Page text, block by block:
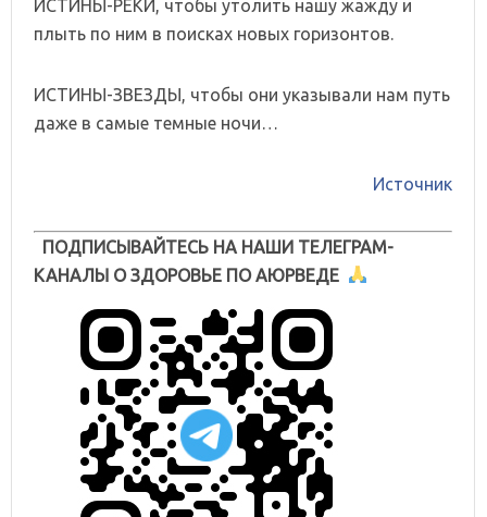
ИСТИНЫ-РЕКИ, чтобы утолить нашу жажду и
плыть по ним в поисках новых горизонтов.
ИСТИНЫ-ЗВЕЗДЫ, чтобы они указывали нам путь
даже в самые темные ночи…
Источник
ПОДПИСЫВАЙТЕСЬ НА НАШИ ТЕЛЕГРАМ-
КАНАЛЫ О ЗДОРОВЬЕ ПО АЮРВЕДЕ